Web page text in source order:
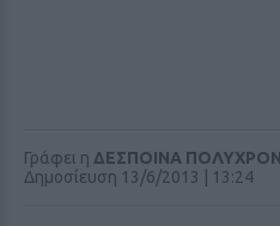
Γράφει η ΔΕΣΠΟΙΝΑ
Δημοσίευση 13/6/2013 | 13:24